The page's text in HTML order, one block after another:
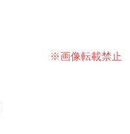
※画像転載禁止